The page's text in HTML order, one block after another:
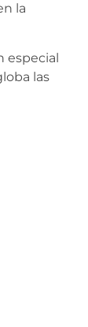
la
especial
las